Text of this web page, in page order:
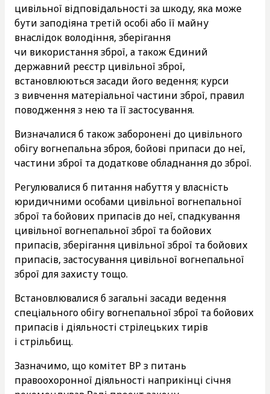
цивільної відповідальності за шкоду, яка може
бути заподіяна третій особі або її майну
внаслідок володіння, зберігання
чи використання зброї, а також Єдиний
державний реєстр цивільної зброї,
встановлюються засади його ведення; курси
з вивчення матеріальної частини зброї, правил
поводження з нею та її застосування.
Визначалися б також заборонені до цивільного
обігу вогнепальна зброя, бойові припаси до неї,
частини зброї та додаткове обладнання до зброї.
Регулювалися б питання набуття у власність
юридичними особами цивільної вогнепальної
зброї та бойових припасів до неї, спадкування
цивільної вогнепальної зброї та бойових
припасів, зберігання цивільної зброї та бойових
припасів, застосування цивільної вогнепальної
зброї для захисту тощо.
Встановлювалися б загальні засади ведення
спеціального обігу вогнепальної зброї та бойових
припасів і діяльності стрілецьких тирів
і стрільбищ.
Зазначимо, що комітет ВР з питань
правоохоронної діяльності наприкінці січня